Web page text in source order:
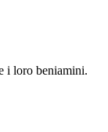
i loro beniamini.